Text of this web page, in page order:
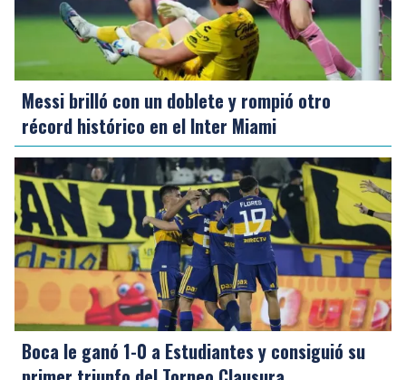
Messi brilló con un doblete y rompió otro
récord histórico en el Inter Miami
Boca le ganó 1-0 a Estudiantes y consiguió su